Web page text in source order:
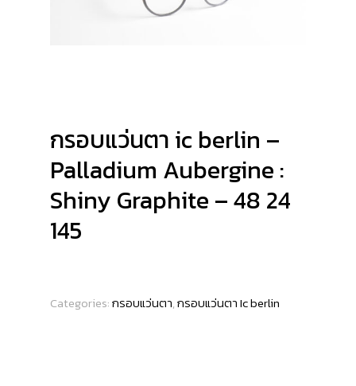
กรอบแว่นตา ic berlin –
Palladium Aubergine :
Shiny Graphite – 48 24
145
Categories:กรอบแว่นตา,กรอบแว่นตา Ic berlin